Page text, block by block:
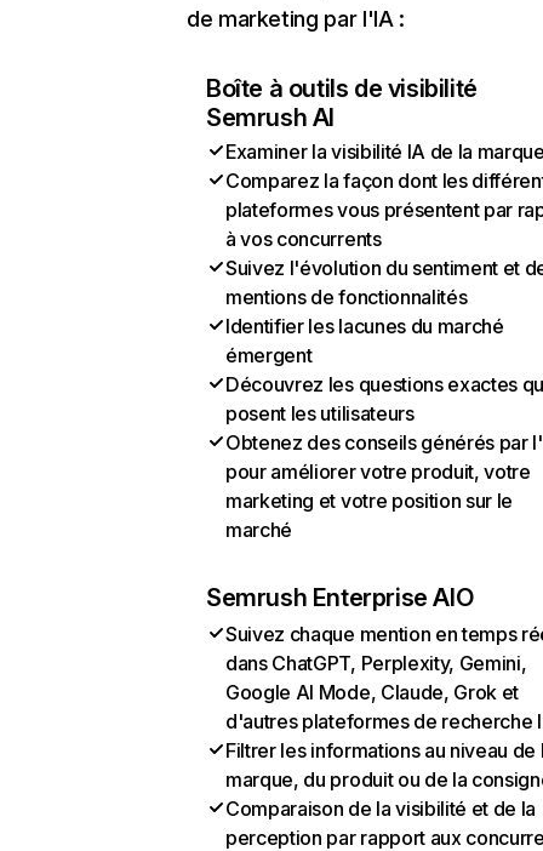
de marketing par l'IA :
Boîte à outils de visibilité
Semrush AI
Examiner la visibilité IA de la
Comparez la façon dont les
plateformes vous présentent par
à vos concurrents
Suivez l'évolution du sentiment et
mentions de fonctionnalités
Identifier les lacunes du marché
émergent
Découvrez les questions exactes
posent les utilisateurs
Obtenez des conseils générés par
pour améliorer votre produit, votre
marketing et votre position sur le
marché
Semrush Enterprise AIO
Suivez chaque mention en temps
dans ChatGPT, Perplexity, Gemini,
Google AI Mode, Claude, Grok et
d'autres plateformes de recherche
Filtrer les informations au niveau de
marque, du produit ou de la
Comparaison de la visibilité et de la
perception par rapport aux